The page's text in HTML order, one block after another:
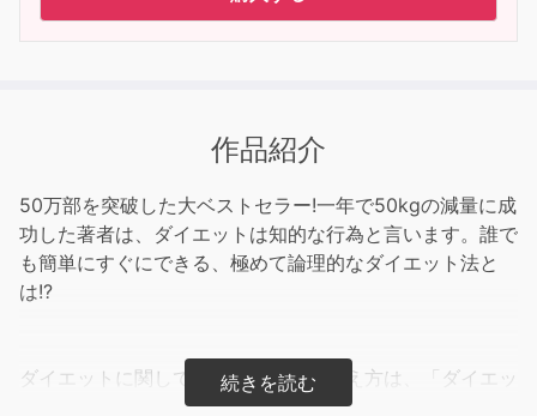
作品紹介
50万部を突破した大ベストセラー!一年で50kgの減量に成
功した著者は、ダイエットは知的な行為と言います。誰で
も簡単にすぐにできる、極めて論理的なダイエット法と
は!?
ダイエットに関して、最も間違った考え方は、「ダイエッ
トは辛い」というイメージです。